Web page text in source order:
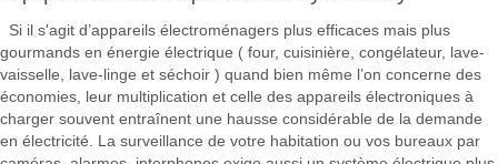
Si il s'agit d’appareils électroménagers plus efficaces mais plus
gourmands en énergie électrique ( four, cuisinière, congélateur, lave-
vaisselle, lave-linge et séchoir ) quand bien même l’on concerne des
économies, leur multiplication et celle des appareils électroniques à
charger souvent entraînent une hausse considérable de la demande
en électricité. La surveillance de votre habitation ou vos bureaux par